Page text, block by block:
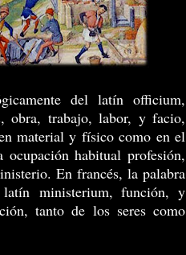
del latín officium,
obra, trabajo, labor, y facio,
material y físico como en el
habitual profesión,
En francés, la palabra
ministerium, función, y
tanto de los seres como